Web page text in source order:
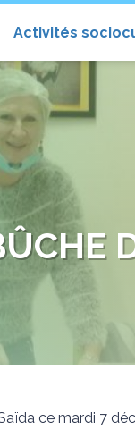
Activités
ce mardi 7